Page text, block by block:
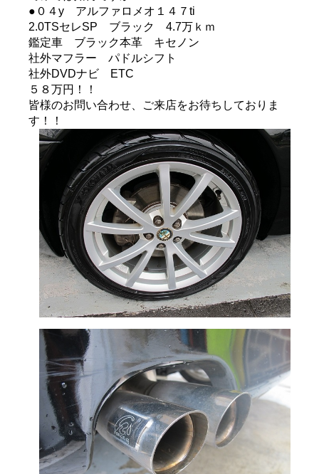
●０４y アルファロメオ１４７ti
2.0TSセレSP ブラック 4.7万ｋｍ
鑑定車 ブラック本革 キセノン
社外マフラー パドルシフト
社外DVDナビ ETC
５８万円！！
皆様のお問い合わせ、ご来店をお待ちしておりま
す！！